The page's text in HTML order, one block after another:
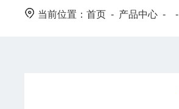
当前位置：首页 - 产品中心 - -